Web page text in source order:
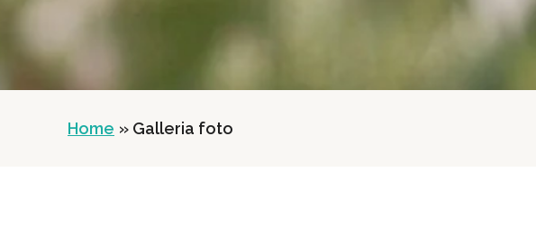
Home » Galleria foto